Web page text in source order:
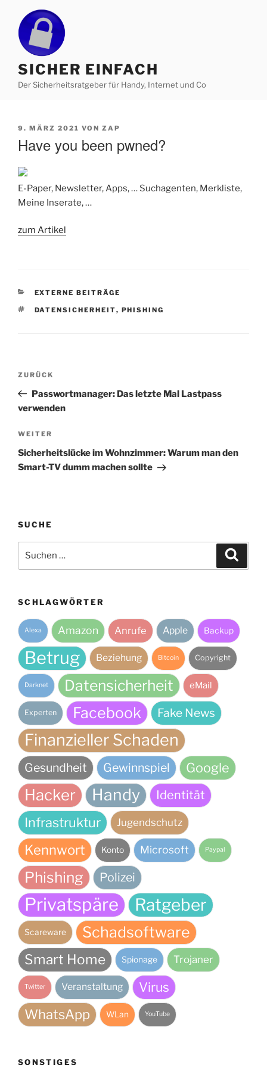
Inhalt
springen
SICHER EINFACH
Der Sicherheitsratgeber für Handy, Internet und Co
VERÖFFENTLICHT
9. MÄRZ 2021 VON ZAP
Have you been pwned?
E-Paper, Newsletter, Apps, … Suchagenten, Merkliste,
Meine Inserate, …
zum Artikel
KATEGORIEN
EXTERNE BEITRÄGE
SCHLAGWÖRTER
DATENSICHERHEIT, PHISHING
Beitragsnavigation
Vorheriger
Beitrag
ZURÜCK
Passwortmanager: Das letzte Mal Lastpass
verwenden
Nächster
Beitrag
WEITER
Sicherheitslücke im Wohnzimmer: Warum man den
Smart-TV dumm machen sollte
SUCHE
nach:
SCHLAGWÖRTER
Alexa Amazon Anrufe Apple Backup
Betrug Beziehung Bitcoin Copyright
Darknet Datensicherheit eMail
Experten Facebook Fake News
Finanzieller Schaden
Gesundheit Gewinnspiel Google
Hacker Handy Identität
Infrastruktur Jugendschutz
Kennwort Konto Microsoft Paypal
Phishing Polizei
Privatspäre Ratgeber
Scareware Schadsoftware
Smart Home Spionage Trojaner
Twitter Veranstaltung
Virus
WhatsApp
WLan YouTube
SONSTIGES